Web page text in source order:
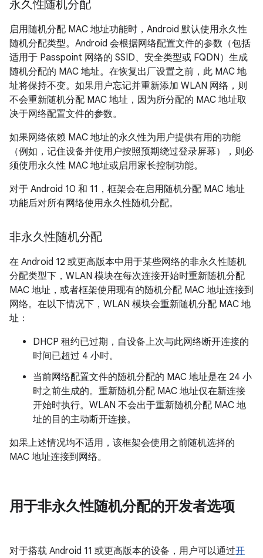
永久性随机分配
启用随机分配 MAC 地址功能时，Android 默认使用永久性
随机分配类型。Android 会根据网络配置文件的参数（包括
适用于 Passpoint 网络的 SSID、安全类型或 FQDN）生成
随机分配的 MAC 地址。在恢复出厂设置之前，此 MAC 地
址将保持不变。如果用户忘记并重新添加 WLAN 网络，则
不会重新随机分配 MAC 地址，因为所分配的 MAC 地址取
决于网络配置文件的参数。
如果网络依赖 MAC 地址的永久性为用户提供有用的功能
（例如，记住设备并使用户按照预期绕过登录屏幕），则必
须使用永久性 MAC 地址或启用家长控制功能。
对于 Android 10 和 11，框架会在启用随机分配 MAC 地址
功能后对所有网络使用永久性随机分配。
非永久性随机分配
在 Android 12 或更高版本中用于某些网络的非永久性随机
分配类型下，WLAN 模块在每次连接开始时重新随机分配
MAC 地址，或者框架使用现有的随机分配 MAC 地址连接到
网络。在以下情况下，WLAN 模块会重新随机分配 MAC 地
址：
DHCP 租约已过期，自设备上次与此网络断开连接的
时间已超过 4 小时。
当前网络配置文件的随机分配的 MAC 地址是在 24 小
时之前生成的。重新随机分配 MAC 地址仅在新连接
开始时执行。WLAN 不会出于重新随机分配 MAC 地
址的目的主动断开连接。
如果上述情况均不适用，该框架会使用之前随机选择的
MAC 地址连接到网络。
用于非永久性随机分配的开发者选项
对于搭载 Android 11 或更高版本的设备，用户可以通过开